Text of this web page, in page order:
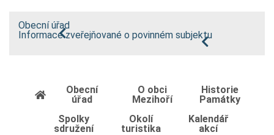
Obecní úřad
Informace zveřejňované o povinném subjektu
Obecní
úřad
O obci
Mezihoří
Historie
Památky
Spolky
sdružení
Okolí
turistika
Kalendář
akcí